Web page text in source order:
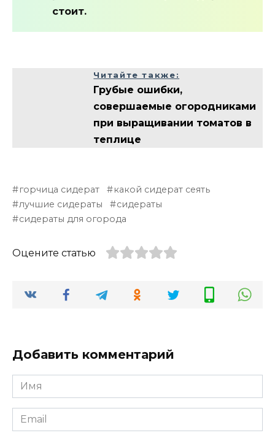
стоит.
Читайте также:
Грубые ошибки,
совершаемые огородниками
при выращивании томатов в
теплице
горчица сидерат
какой сидерат сеять
лучшие сидераты
сидераты
сидераты для огорода
Оцените статью
Добавить комментарий
Имя
*
Email
*